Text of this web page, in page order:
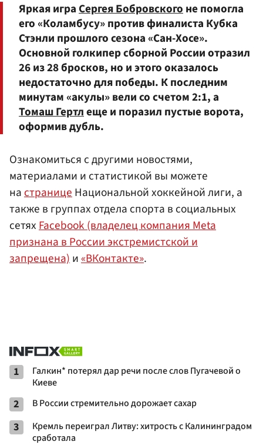
Яркая играСергея Бобровскогоне помогла
его «Коламбусу» против финалиста Кубка
Стэнли прошлого сезона «Сан-Хосе».
Основной голкипер сборной России отразил
26 из 28 бросков, но и этого оказалось
недостаточно для победы. К последним
минутам «акулы» вели со счетом 2:1, а
Томаш Гертлеще и поразил пустые ворота,
оформив дубль.
Ознакомиться с другими новостями,
материалами и статистикой вы можете
настраницеНациональной хоккейной лиги, а
также в группах отдела спорта в социальных
сетяхFacebook (владелец компания Meta
признана в России экстремистской и
запрещена)и«ВКонтакте».
1
Галкин* потерял дар речи после слов Пугачевой о
Киеве
2 В России стремительно дорожает сахар
3
Кремль переиграл Литву: хитрость с Калининградом
сработала